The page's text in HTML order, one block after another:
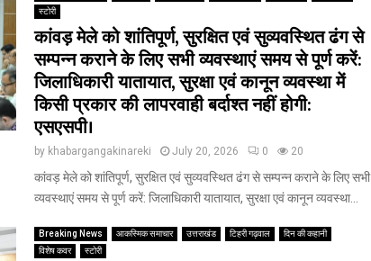
स्टोरी
कांवड़ मेले को शांतिपूर्ण, सुरक्षित एवं सुव्यवस्थित ढंग से
सम्पन्न कराने के लिए सभी व्यवस्थाएं समय से पूर्ण करें:
जिलाधिकारी यातायात, सुरक्षा एवं कानून व्यवस्था में
किसी प्रकार की लापरवाही बर्दाश्त नहीं होगी:
एसएसपी।
by khabargangakinareki July 20, 2026 0 20
कांवड़ मेले को शांतिपूर्ण, सुरक्षित एवं सुव्यवस्थित ढंग से सम्पन्न कराने के लिए सभी
व्यवस्थाएं समय से पूर्ण करें: जिलाधिकारी यातायात, सुरक्षा एवं कानून व्यवस्था...
Breaking News आकस्मिक समाचार उत्तराखंड टिहरी गढ़वाल
दिन की कहानी
विशेष कवर
स्टोरी